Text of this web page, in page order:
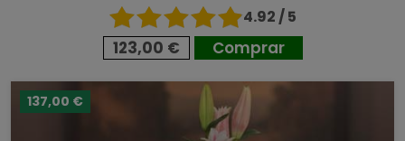
4.92 / 5
123,00 € Comprar
137,00 €